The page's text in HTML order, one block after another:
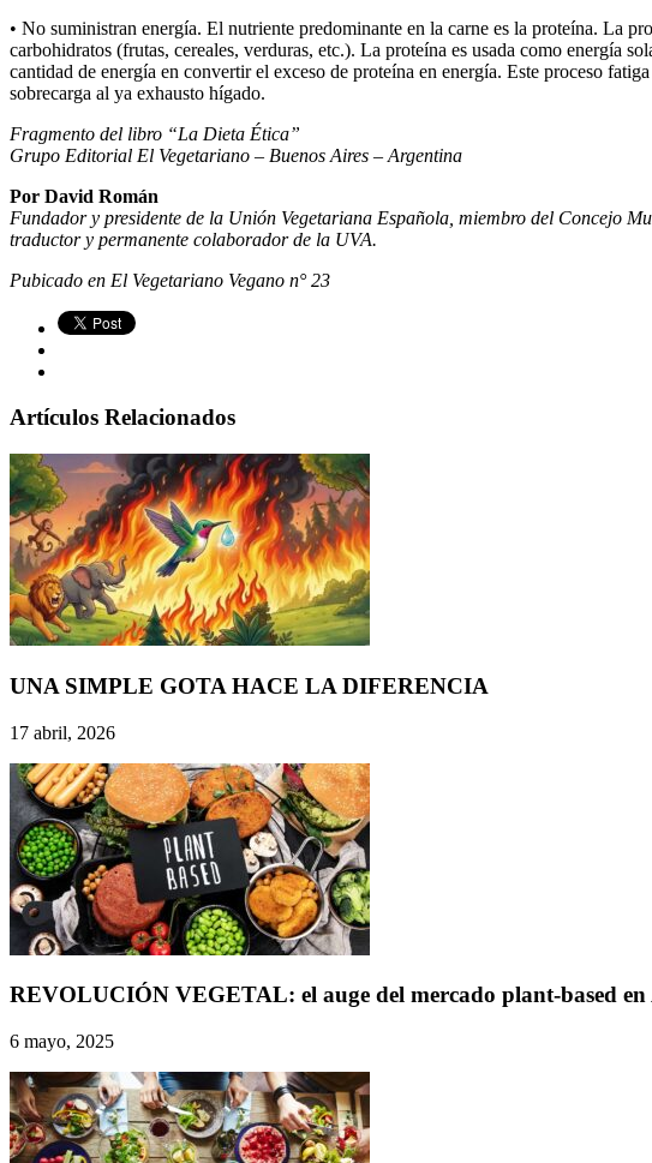
• No suministran energía. El nutriente predominante en la carne es la proteína. La
carbohidratos (frutas, cereales, verduras, etc.). La proteína es usada como energía
cantidad de energía en convertir el exceso de proteína en energía. Este proceso
sobrecarga al ya exhausto hígado.
Fragmento del libro “La Dieta Ética”
Grupo Editorial El Vegetariano – Buenos Aires – Argentina
Por David Román
Fundador y presidente de la Unión Vegetariana Española, miembro del Concejo
traductor y permanente colaborador de la UVA.
Pubicado en El Vegetariano Vegano n° 23
Artículos Relacionados
UNA SIMPLE GOTA HACE LA DIFERENCIA
17 abril, 2026
REVOLUCIÓN VEGETAL: el auge del mercado plant-based
6 mayo, 2025